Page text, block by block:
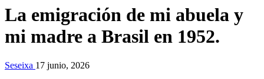
La emigración de mi abuela y
mi madre a Brasil en 1952.
Seseixa 17 junio, 2026